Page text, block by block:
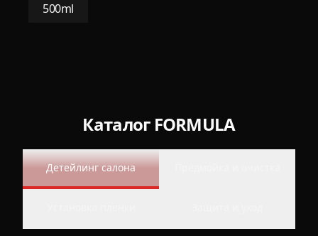
500ml
Каталог FORMULA
Детейлинг салона